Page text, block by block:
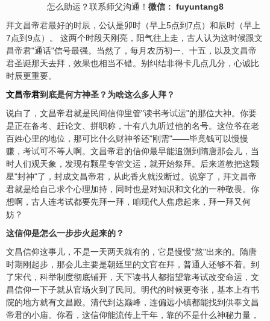
怎么助运？联系师父沟通！ 微信： fuyuntang8
拜文昌帝君最好的时辰 ，公认是卯时（早上5点到7点）和辰时（早上
7点到9点）。 这两个时段天刚亮，阳气往上走，古人认为这时候跟文
昌帝君"通话"信号最强。当然了，每月农历初一、十五，以及文昌帝
君圣诞那天去拜，效果也相当不错。别纠结非得卡几点几分，心诚比
时辰更重要。
文昌帝君到底是何方神圣？为啥这么多人拜？
说白了，文昌帝君就是民间信仰里管"读书考试运"的那位大神。你要
是正在备考、赶论文、拼职称，十有八九听过他的名号。这位爷在老
百姓心里的地位，那可比什么财神爷还"刚需"——毕竟钱可以慢慢
赚， 考试可不等人啊。文昌帝君的信仰最早能追溯到隋唐那会儿，当
时人们观天象，发现有颗星专管文运，就开始祭拜。后来道教把这颗
星"封神"了，封成文昌帝君，从此香火就没断过。说穿了， 拜文昌帝
君就是给自己求个心理加持，同时也是对知识和文化的一种敬畏。你
想啊，古人连考试都要先拜一拜，咱现代人焦虑起来，拜一拜又何
妨？
这信仰是怎么一步步火起来的？
文昌信仰这事儿，不是一天两天就有的，它是慢慢"熬"出来的。隋唐
时期刚起步，那会儿主要是朝廷里的文官在拜，普通人还够不着。到
了宋代，科举制度彻底铺开，天下读书人都指望靠考试改变命运，文
昌信仰一下子就从官场火到了民间。明代的时候更夸张，基本上有书
院的地方就有文昌殿。清代到达巅峰，连偏远小镇都能找到供奉文昌
帝君的小庙。你看，这信仰能流传上千年，靠的不是什么神秘力量，